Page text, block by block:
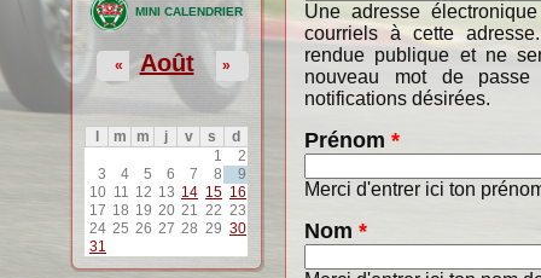
MINI CALENDRIER
Août
« »
m m j v s
d
1
2
3
4 5 6 7 8
9
10 11 12 13 14 15 16
17 18 19 20 21 22 23
24 25 26 27 28 29 30
31
Une adresse
courriels à cette
rendue publique et ne
nouveau mot de
notifications désirées.
Prénom *
Merci d'entrer ici ton
Nom *